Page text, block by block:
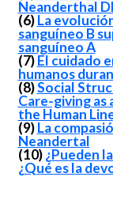
Neanderthal
(6)La
sanguíneo B
sanguíneo A
(7)El cuidado
humanos
(8)Social
Care-giving
the Human
(9)La
Neandertal
(10)¿Pueden
¿Qué es la